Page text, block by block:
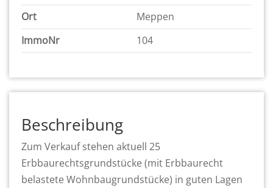
Ort
Meppen
ImmoNr
104
Beschreibung
Zum Verkauf stehen aktuell 25
Erbbaurechtsgrundstücke (mit Erbbaurecht
belastete Wohnbaugrundstücke) in guten Lagen